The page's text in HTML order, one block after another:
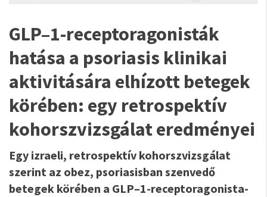
GLP–1-receptoragonisták
hatása a psoriasis klinikai
aktivitására elhízott betegek
körében: egy retrospektív
kohorszvizsgálat eredményei
Egy izraeli, retrospektív kohorszvizsgálat
szerint az obez, psoriasisban szenvedő
betegek körében a GLP–1-receptoragonista-